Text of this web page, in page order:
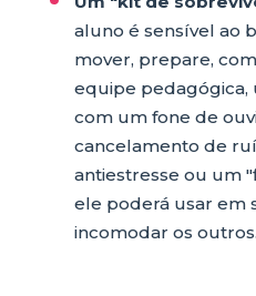
aluno é sensível ao
mover, prepare,
equipe pedagógica,
com um fone de
cancelamento de
antiestresse ou um
ele poderá usar em
incomodar os outros.